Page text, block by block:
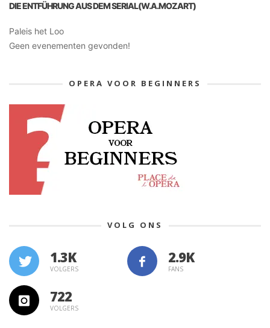
DIE ENTFÜHRUNG AUS DEM SERIAL(W.A.MOZART)
Paleis het Loo
Geen evenementen gevonden!
OPERA VOOR BEGINNERS
VOLG ONS
1.3K
VOLGERS FANS
722
VOLGERS